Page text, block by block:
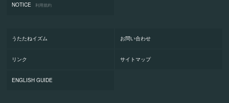
NOTICE 利用規約
うたたねイズム お問い合わせ
リンク サイトマップ
ENGLISH GUIDE